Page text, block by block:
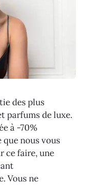
des plus
parfums de luxe.
à -70%
nous vous
ce faire, une
Vous ne